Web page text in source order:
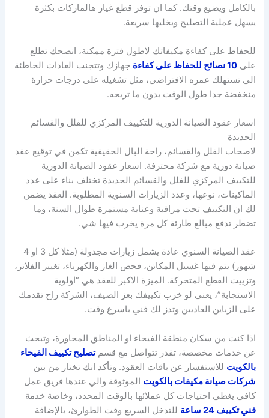
بالكامل ويضيع وقتك. كما ان توفر قطع غيار هالماركات بكثرة
يسهل عملية التصليح ويخليها سريعة.
للحفاظ على كفاءة مكيفاتك لاطول فترة ممكنة، انصحك تطلع
على10 نصائح للحفاظ على كفاءة
جهازك وتتجنب العادات الخاطئة
الي تستهلك عمره الافتراضي، مثل تشغيله على درجات حرارة
منخفضة جدا طول الوقت بدون ما تريحه.
اسعار عقود الصيانة الدورية للتكييف المركزي للفلل والقسائم
الجديدة
لاصحاب الفلل والقسائم، راحة البال الحقيقية تكمن في توقيع عقد
صيانة دورية مع شركة محترفة. اسعار عقود الصيانة الدورية
للتكييف المركزي للفلل والقسائم الجديدة تختلف بناء على عدد
الماكينات، نوعها، وعدد الزيارات السنوية المطلوبة. العقد يضمن
لك ان التكييف تحت مراقبة وعناية مستمرة طوال السنة، وما
تضطر تدفع مبالغ طارئة كل مرة يخرب فيها شي.
عقد الصيانة السنوي عادة يشمل زيارات مجدولة (مثلا كل 3 او 4
شهور) يتم فيها غسيل المكائن، فحص الغاز والكهرباء، تغيير الفلاتر،
وتزييت القطع المتحركة. الميزة الاكبر للعقد هي “اولوية
الاستجابة”، يعني لو خرب تكييفك بعز الصيف، الشركة راح تقدمك
على الزباين العاديين وتدز لك فني باسرع وقت.
اذا كنت من سكان منطقة الفيحاء او المناطق المجاورة، وتبحث
عن خدمات مخصصة، تقدر تتواصل مع قسمتصليح تكييف الفيحاء
بالكويت للاستفسار عن باقات العقود. وتأكد انك تختار من بين
شركات صيانة مكيفات بالكويت الموثوقة والي عندها فريق عمل
كافي يغطي احتياجات كل عملائها بالوقت المحدد، وخاصة خدمة
فني تكييف 24 ساعة
للتدخل السريع وقت الطوارئ، بالإضافة